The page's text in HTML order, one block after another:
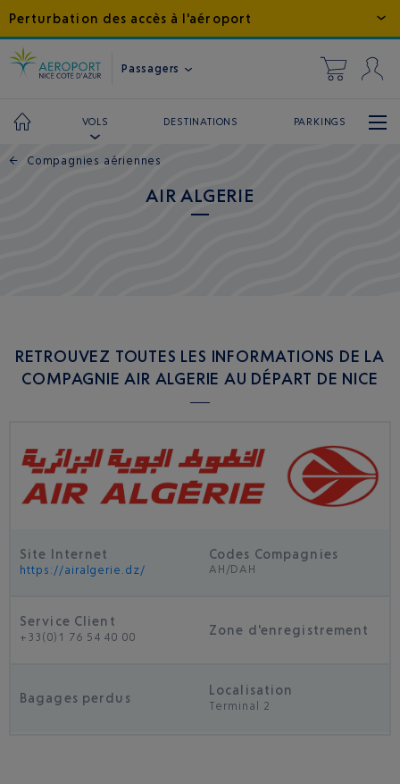
Perturbation des accès à l'aéroport
Passagers
VOLS DESTINATIONS PARKINGS
← Compagnies aériennes
AIR ALGERIE
RETROUVEZ TOUTES LES INFORMATIONS DE LA
COMPAGNIE AIR ALGERIE AU DÉPART DE NICE
Site Internet
https://airalgerie.dz/
Codes Compagnies
AH/DAH
Service Client
+33(0)1 76 54 40 00 Zone d'enregistrement
Bagages perdus
Localisation
Terminal 2